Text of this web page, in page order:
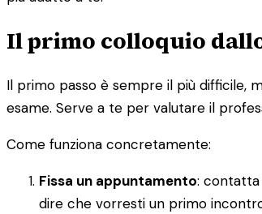
Il primo colloquio
Il primo passo è sempre il più difficile,
esame. Serve a te per valutare il
Come funziona concretamente:
Fissa un appuntamento:
dire che vorresti un primo